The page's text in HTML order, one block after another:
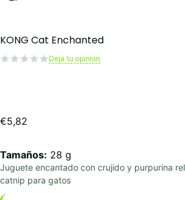
KONG Cat Enchanted
Deja tu opinion
€5,82
Tamaños: 28 g
Juguete encantado con crujido y purpurina
catnip para gatos